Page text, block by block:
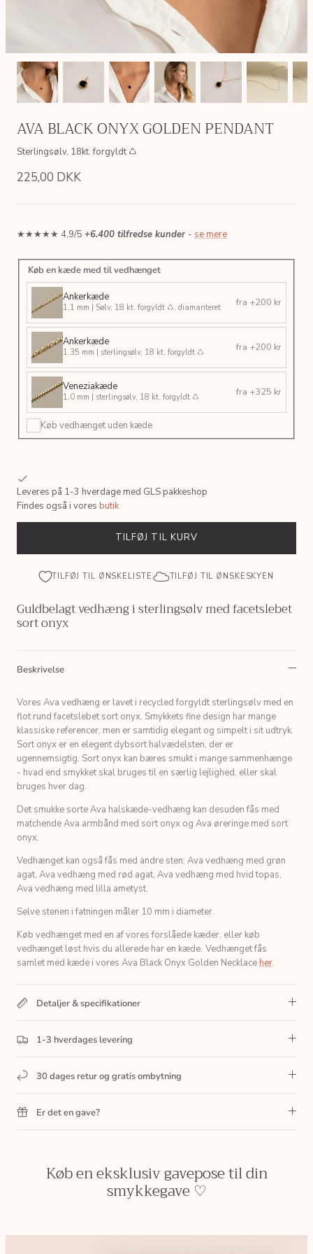
SIMPLE LINK GOLDEN CHAIN
Sterlingsølv, 18kt. forgyldt ♺
Fra 200,00 DKK
LETTER
175,00
AVA BLACK ONYX GOLDEN PENDANT
Sterlingsølv, 18kt. forgyldt ♺
225,00 DKK
★★★★★ 4,9/5 +6.400 tilfredse kunder - se mere
Køb en kæde med til vedhænget
Ankerkæde
1,1 mm | Sølv, 18 kt. forgyldt ♺, diamanteret fra +200 kr
Ankerkæde
1,35 mm | sterlingsølv, 18 kt. forgyldt ♺ fra +200 kr
Veneziakæde
1,0 mm | sterlingsølv, 18 kt. forgyldt ♺ fra +325 kr
Køb vedhænget uden kæde
Leveres på 1-3 hverdage med GLS pakkeshop
Findes også i vores butik
TILFØJ TIL KURV
TILFØJ TIL ØNSKELISTE TILFØJ TIL ØNSKESKYEN
Guldbelagt vedhæng i sterlingsølv med facetslebet
sort onyx
Beskrivelse
Vores Ava vedhæng er lavet i recycled forgyldt sterlingsølv med en
flot rund facetslebet sort onyx. Smykkets fine design har mange
klassiske referencer, men er samtidig elegant og simpelt i sit udtryk.
Sort onyx er en elegent dybsort halvædelsten, der er
ugennemsigtig. Sort onyx kan bæres smukt i mange sammenhænge
- hvad end smykket skal bruges til en særlig lejlighed, eller skal
bruges hver dag.
Det smukke sorte Ava halskæde-vedhæng kan desuden fås med
matchende Ava armbånd med sort onyx og Ava øreringe med sort
onyx.
Vedhænget kan også fås med andre sten; Ava vedhæng med grøn
agat, Ava vedhæng med rød agat, Ava vedhæng med hvid topas,
Ava vedhæng med lilla ametyst.
Selve stenen i fatningen måler 10 mm i diameter.
Køb vedhænget med en af vores forslåede kæder, eller køb
vedhænget løst hvis du allerede har en kæde. Vedhænget fås
samlet med kæde i vores Ava Black Onyx Golden Necklace her.
Detaljer & specifikationer
1-3 hverdages levering
30 dages retur og gratis ombytning
Er det en gave?
Køb en eksklusiv gavepose til din
smykkegave ♡